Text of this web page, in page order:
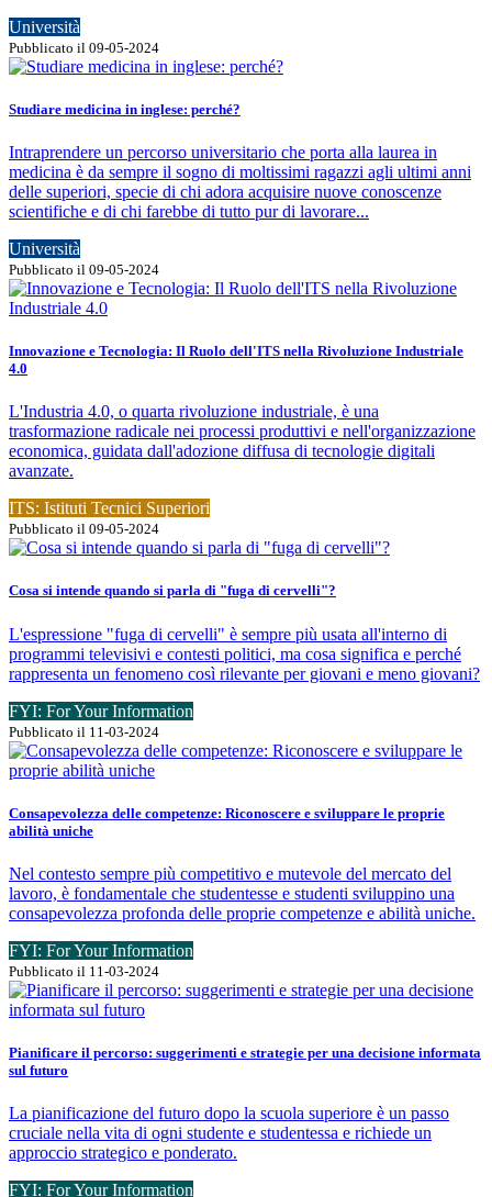
Università
Pubblicato il 09-05-2024
Studiare medicina in inglese: perché?
Intraprendere un percorso universitario che porta alla laurea in
medicina è da sempre il sogno di moltissimi ragazzi agli ultimi anni
delle superiori, specie di chi adora acquisire nuove conoscenze
scientifiche e di chi farebbe di tutto pur di lavorare...
Università
Pubblicato il 09-05-2024
Innovazione e Tecnologia: Il Ruolo dell'ITS nella Rivoluzione Industriale
4.0
L'Industria 4.0, o quarta rivoluzione industriale, è una
trasformazione radicale nei processi produttivi e nell'organizzazione
economica, guidata dall'adozione diffusa di tecnologie digitali
avanzate.
ITS: Istituti Tecnici Superiori
Pubblicato il 09-05-2024
Cosa si intende quando si parla di "fuga di cervelli"?
L'espressione "fuga di cervelli" è sempre più usata all'interno di
programmi televisivi e contesti politici, ma cosa significa e perché
rappresenta un fenomeno così rilevante per giovani e meno giovani?
FYI: For Your Information
Pubblicato il 11-03-2024
Consapevolezza delle competenze: Riconoscere e sviluppare le proprie
abilità uniche
Nel contesto sempre più competitivo e mutevole del mercato del
lavoro, è fondamentale che studentesse e studenti sviluppino una
consapevolezza profonda delle proprie competenze e abilità uniche.
FYI: For Your Information
Pubblicato il 11-03-2024
Pianificare il percorso: suggerimenti e strategie per una decisione informata
sul futuro
La pianificazione del futuro dopo la scuola superiore è un passo
cruciale nella vita di ogni studente e studentessa e richiede un
approccio strategico e ponderato.
FYI: For Your Information